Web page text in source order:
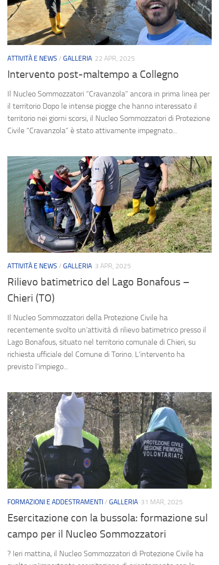
ATTIVITÀ E NEWS / GALLERIA 22 APR, 2025
Intervento post-maltempo a Collegno
Il Nucleo Sommozzatori “Cravanzola” ancora in prima linea per
il territorio Dopo le intense piogge che hanno interessato il
territorio nei giorni scorsi, il Nucleo Sommozzatori di Protezione
Civile “Cravanzola” è stato attivamente impegnato...
ATTIVITÀ E NEWS / GALLERIA 3 APR, 2025
Rilievo batimetrico del Lago Bonafous –
Chieri (TO)
Il Nucleo Sommozzatori della Protezione Civile ha
recentemente svolto un’attività di rilievo batimetrico presso il
Lago Bonafous, situato nel territorio comunale di Chieri, su
richiesta ufficiale del Comune di Torino. L’intervento ha
previsto l’impiego...
FORMAZIONI E ADDESTRAMENTI/ GALLERIA 31 MAR, 2025
Esercitazione con la bussola: formazione sul
campo per il Nucleo Sommozzatori
? Ieri mattina, il Nucleo Sommozzatori di Protezione Civile ha